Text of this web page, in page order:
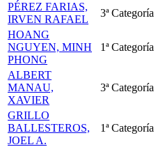
PÉREZ FARIAS,
IRVEN RAFAEL
3ª Categoría
HOANG
NGUYEN, MINH
PHONG
1ª Categoría
ALBERT
MANAU,
XAVIER
3ª Categoría
GRILLO
BALLESTEROS,
JOEL A.
1ª Categoría